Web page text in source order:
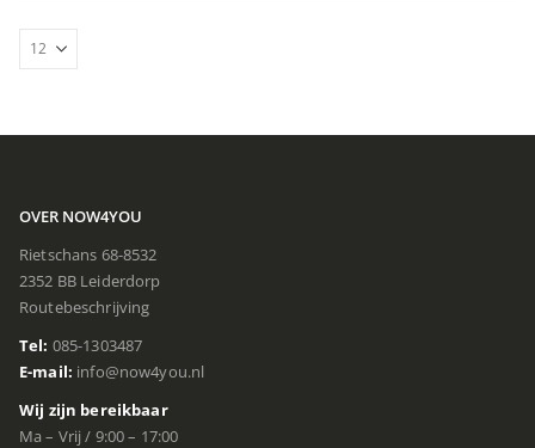
OVER NOW4YOU
Rietschans 68-8532
2352 BB Leiderdorp
Routebeschrijving
Tel: 085-1303487
E-mail: info@now4you.nl
Wij zijn bereikbaar
Ma – Vrij / 9:00 – 17:00